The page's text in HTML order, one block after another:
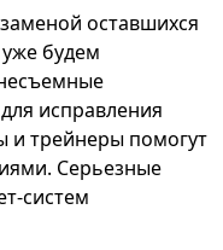
оставшихся
будем
исправления
и трейнеры помогут
Серьезные
систем